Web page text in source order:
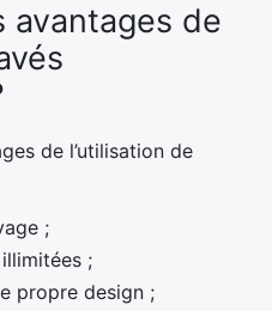
avantages de
de l’utilisation de
;
;
propre design ;